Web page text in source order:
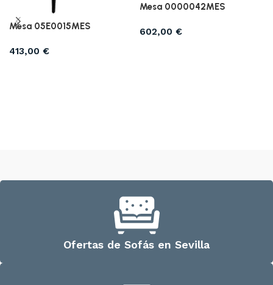
Mesa 05E0015MES
413,00 €
Mesa 0000042MES
602,00 €
Ofertas de Sofás en Sevilla